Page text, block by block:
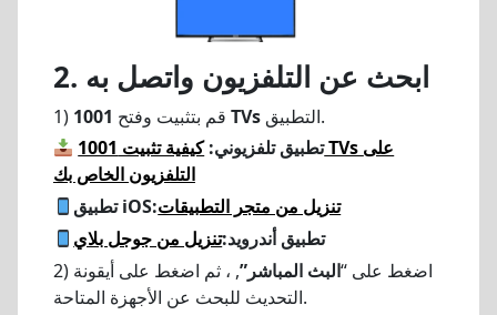
2. ابحث عن التلفزيون واتصل به
1) قم بتثبيت وفتح 1001 TVs
التطبيق.
تطبيق تلفزيوني:
كيفية تثبيت 1001 TVs على
التلفزيون الخاص بك
تطبيق iOS:تنزيل من متجر التطبيقات
تطبيق أندرويد:تنزيل من جوجل بلاي
2) اضغط على “البث المباشر”, ، ثم اضغط على أيقونة
التحديث للبحث عن الأجهزة المتاحة.